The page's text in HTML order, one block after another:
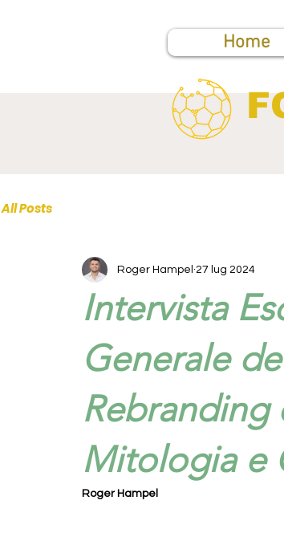
Home
All Posts
Intervista
Generale
Mitologia e
Roger Hampel 27 lug 2024
Roger Hampel